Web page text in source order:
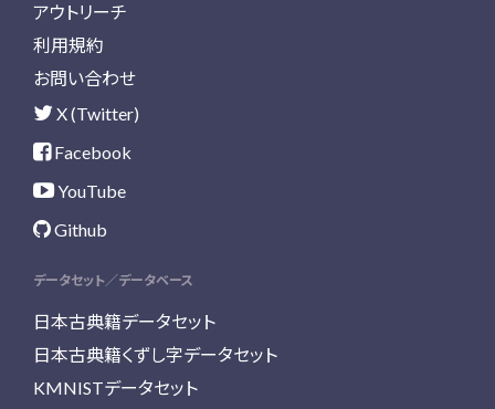
アウトリーチ
利用規約
お問い合わせ
X (Twitter)
Facebook
YouTube
Github
データセット／データベース
日本古典籍データセット
日本古典籍くずし字データセット
KMNISTデータセット